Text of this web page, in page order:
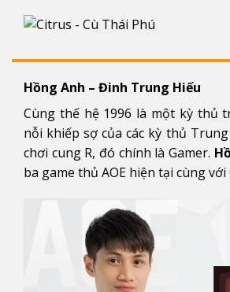
Hồng Anh – Đinh Trung Hiếu
Cùng thế hệ 1996 là một kỳ thủ
nỗi khiếp sợ của các kỳ thủ
chơi cung R, đó chính là Gamer.
ba game thủ AOE hiện tại cùng với